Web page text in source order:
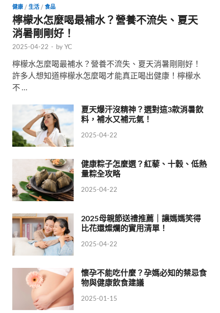
健康 / 生活 / 食品
檸檬水怎麼喝最補水？營養不流失、夏天
消暑剛剛好！
2025-04-22 - byYC
檸檬水怎麼喝最補水？營養不流失、夏天消暑剛剛好！
許多人想知道檸檬水怎麼喝才能真正喝出健康！檸檬水
不 …
夏天爆汗沒精神？選對這3款消暑飲
料，補水又補元氣！
2025-04-22
健康粽子怎麼選？紅藜、十穀、低熱
量粽全攻略
2025-04-22
2025母親節送禮推薦｜讓媽媽笑得
比花還燦爛的實用清單！
2025-04-22
懷孕不能吃什麼？孕媽必知的禁忌食
物與健康飲食建議
2025-01-15